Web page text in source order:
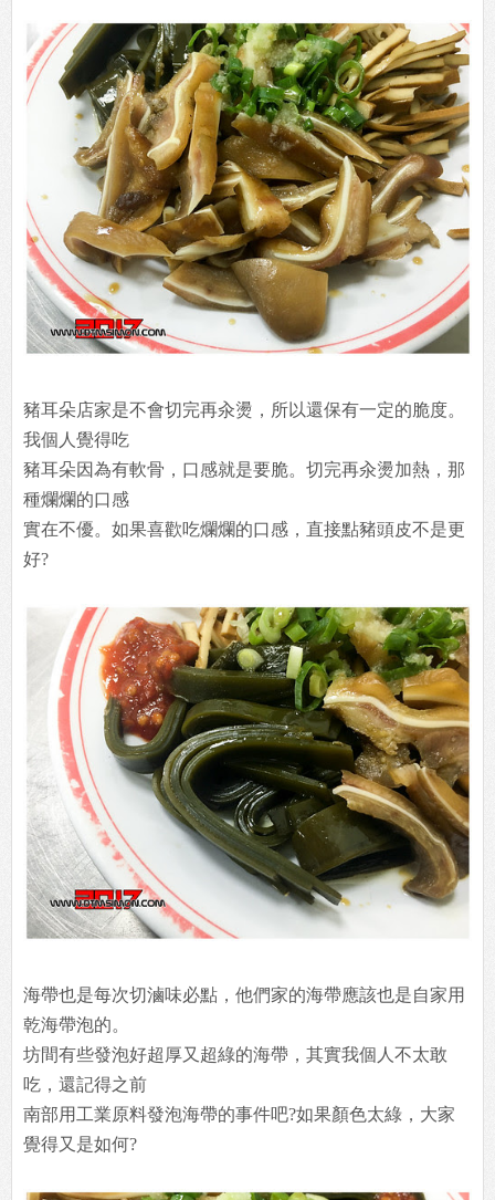
豬耳朵店家是不會切完再汆燙，所以還保有一定的脆度。
我個人覺得吃
豬耳朵因為有軟骨，口感就是要脆。切完再汆燙加熱，那
種爛爛的口感
實在不優。如果喜歡吃爛爛的口感，直接點豬頭皮不是更
好?
海帶也是每次切滷味必點，他們家的海帶應該也是自家用
乾海帶泡的。
坊間有些發泡好超厚又超綠的海帶，其實我個人不太敢
吃，還記得之前
南部用工業原料發泡海帶的事件吧?如果顏色太綠，大家
覺得又是如何?